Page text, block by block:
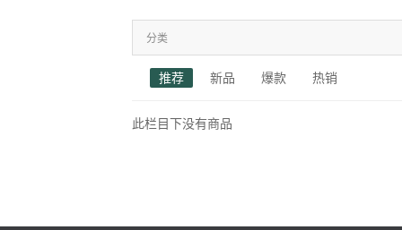
分类
推荐 新品 爆款 热销
此栏目下没有商品